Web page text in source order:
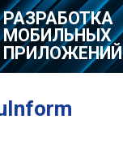
РАЗРАБОТКА
МОБИЛЬНЫХ
ПРИЛОЖЕНИЙ